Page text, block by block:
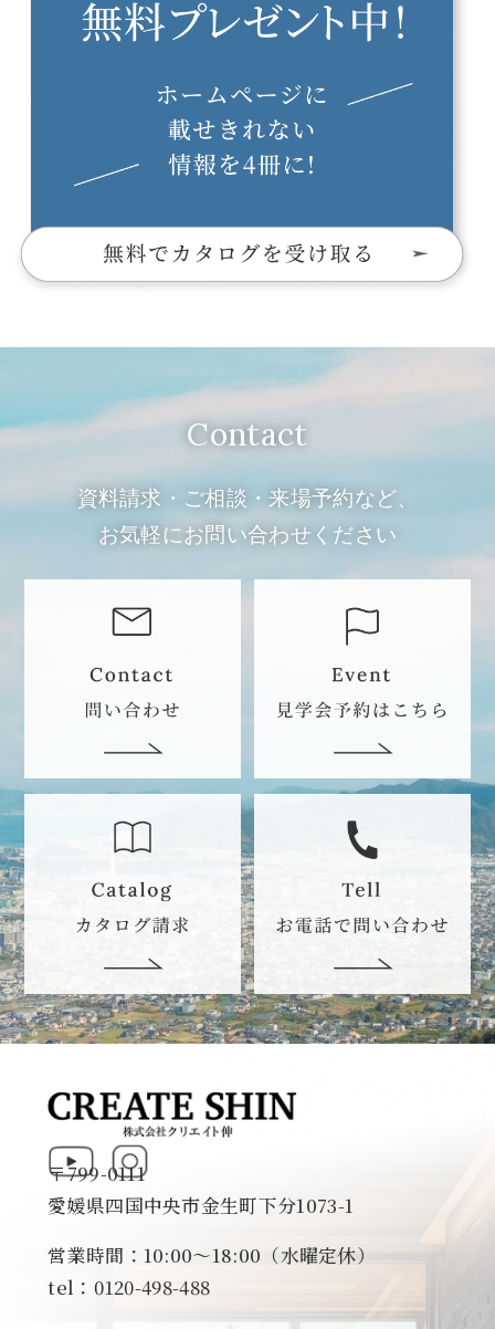
Contact
資料請求・ご相談・来場予約など、
お気軽にお問い合わせください
〒799-0111
愛媛県四国中央市金生町下分1073-1
営業時間：10:00～18:00（水曜定休）
tel：0120-498-488